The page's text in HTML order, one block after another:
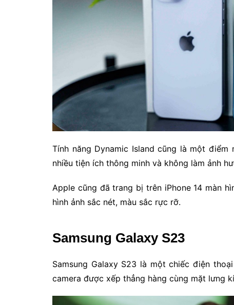
Tính năng Dynamic Island cũng là một
nhiều tiện ích thông minh và không làm ảnh
Apple cũng đã trang bị trên iPhone 14 màn
hình ảnh sắc nét, màu sắc rực rỡ.
Samsung Galaxy S23
Samsung Galaxy S23 là một chiếc điện
camera được xếp thẳng hàng cùng mặt lưng